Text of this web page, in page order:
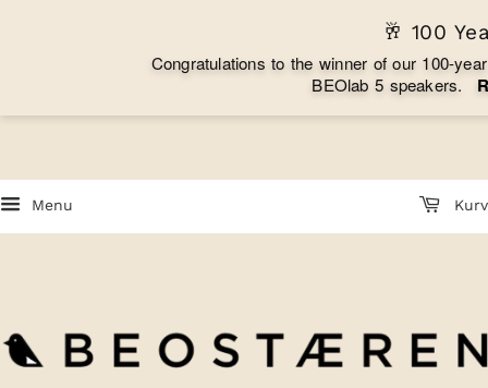
Menu Kurv
🥂 100
Congratulations to the winner of our 100-year
BEOlab 5 speakers. R